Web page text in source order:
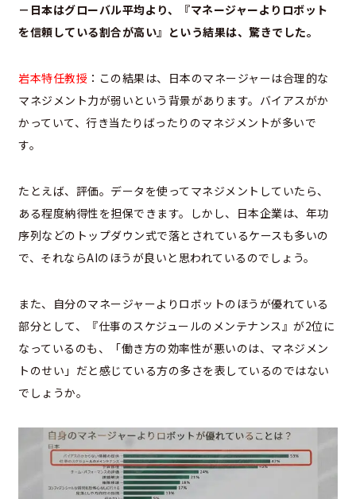
－日本はグローバル平均より、『マネージャーよりロボット
を信頼している割合が高い』という結果は、驚きでした。
岩本特任教授 ：この結果は、日本のマネージャーは合理的な
マネジメント力が弱いという背景があります。バイアスがか
かっていて、行き当たりばったりのマネジメントが多いで
す。
たとえば、評価。データを使ってマネジメントしていたら、
ある程度納得性を担保できます。しかし、日本企業は、年功
序列などのトップダウン式で落とされているケースも多いの
で、それならAIのほうが良いと思われているのでしょう。
また、自分のマネージャーよりロボットのほうが優れている
部分として、『仕事のスケジュールのメンテナンス』が2位に
なっているのも、「働き方の効率性が悪いのは、マネジメン
トのせい」だと感じている方の多さを表しているのではない
でしょうか。